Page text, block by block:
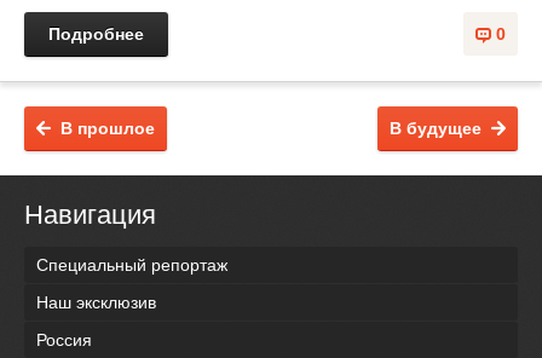
0
Подробнее
В будущее
В прошлое
Навигация
Специальный репортаж
Наш эксклюзив
Россия